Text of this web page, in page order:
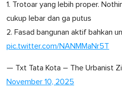
1. Trotoar yang lebih proper.
cukup lebar dan ga putus
2. Fasad bangunan aktif bahkan
pic.twitter.com/NANMMaNr5T
— Txt Tata Kota – The Urbanist
November 10, 2025